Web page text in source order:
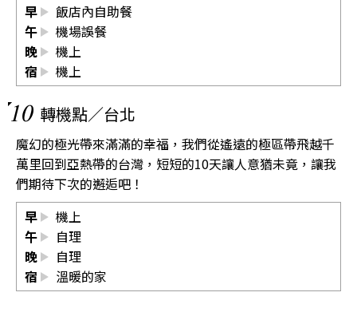
早
飯店內自助餐
午
機場誤餐
晚
機上
宿
機上
10 轉機點／台北
魔幻的極光帶來滿滿的幸福，我們從遙遠的極區帶飛越千
萬里回到亞熱帶的台灣，短短的10天讓人意猶未竟，讓我
們期待下次的邂逅吧！
早
機上
午
自理
晚
自理
宿
溫暖的家